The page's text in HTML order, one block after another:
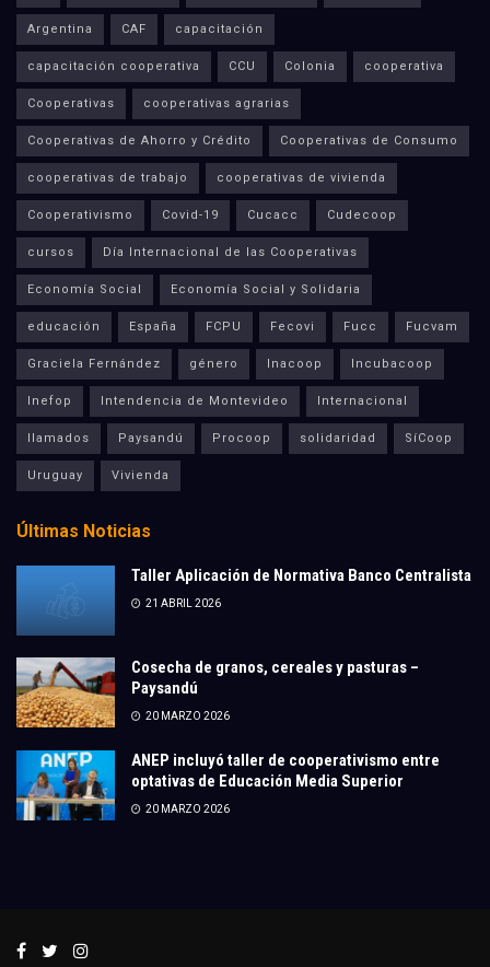
Argentina CAF capacitación
capacitación cooperativa CCU Colonia cooperativa
Cooperativas cooperativas agrarias
Cooperativas de Ahorro y Crédito Cooperativas de Consumo
cooperativas de trabajo cooperativas de vivienda
Cooperativismo Covid-19 Cucacc Cudecoop
cursos Día Internacional de las Cooperativas
Economía Social Economía Social y Solidaria
educación España FCPU Fecovi Fucc Fucvam
Graciela Fernández género Inacoop Incubacoop
Inefop Intendencia de Montevideo Internacional
llamados Paysandú Procoop solidaridad SíCoop
Uruguay Vivienda
Últimas Noticias
Taller Aplicación de Normativa Banco Centralista
21 ABRIL 2026
Cosecha de granos, cereales y pasturas –
Paysandú
20 MARZO 2026
ANEP incluyó taller de cooperativismo entre
optativas de Educación Media Superior
20 MARZO 2026